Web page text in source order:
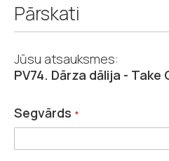
Pārskati
Jūsu atsauksmes:
PV74. Dārza dālija - Take
Segvārds